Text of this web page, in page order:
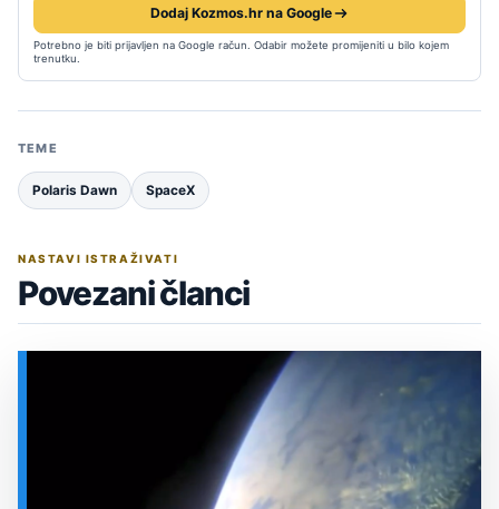
Dodaj Kozmos.hr na Google
Potrebno je biti prijavljen na Google račun. Odabir možete promijeniti u bilo kojem
trenutku.
TEME
Polaris Dawn SpaceX
NASTAVI ISTRAŽIVATI
Povezani članci